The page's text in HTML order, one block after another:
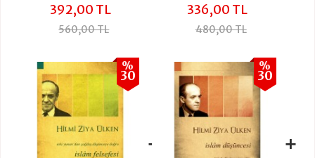
392,00 TL
560,00 TL
336,00 TL
480,00 TL
%
30
+
%
30
+